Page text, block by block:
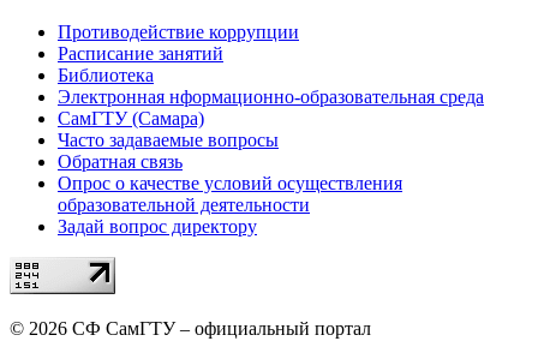
Противодействие коррупции
Расписание занятий
Библиотека
Электронная нформационно-образовательная среда
СамГТУ (Самара)
Часто задаваемые вопросы
Обратная связь
Опрос о качестве условий осуществления
образовательной деятельности
Задай вопрос директору
© 2026 СФ СамГТУ – официальный портал